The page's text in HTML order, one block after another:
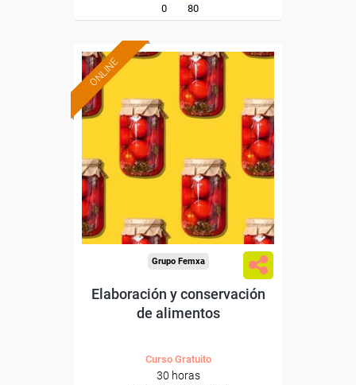
0 80
ONLINE
Formación 100%
subvencionada.
Para desempleados,
trabajadores y autónomos.
Sector
-Agricultura y Ganadería.
Grupo Femxa
Elaboración y conservación
de alimentos
Curso Gratuito
30 horas